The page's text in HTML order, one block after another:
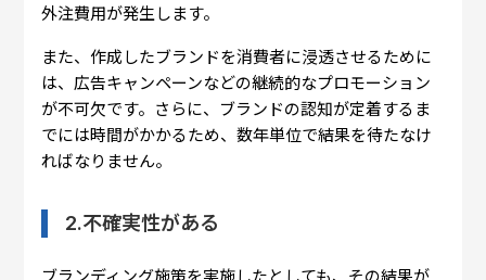
外注費用が発生します。
また、作成したブランドを消費者に浸透させるために
は、広告キャンペーンなどの継続的なプロモーション
が不可欠です。さらに、ブランドの認知が定着するま
でには時間がかかるため、数年単位で結果を待たなけ
ればなりません。
2.不確実性がある